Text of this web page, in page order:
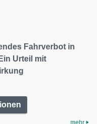
Fahrverbot in
Urteil mit